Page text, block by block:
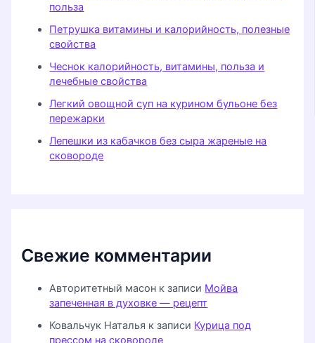
польза
Петрушка витамины и калорийность, полезные
свойства
Чеснок калорийность, витамины, польза и
лечебные свойства
Легкий овощной суп на курином бульоне без
пережарки
Лепешки из кабачков без сыра жареные на
сковороде
Свежие комментарии
Авторитетный масон к записи Мойва
запеченная в духовке — рецепт
Ковальчук Наталья к записи Курица под
прессом на сковороде